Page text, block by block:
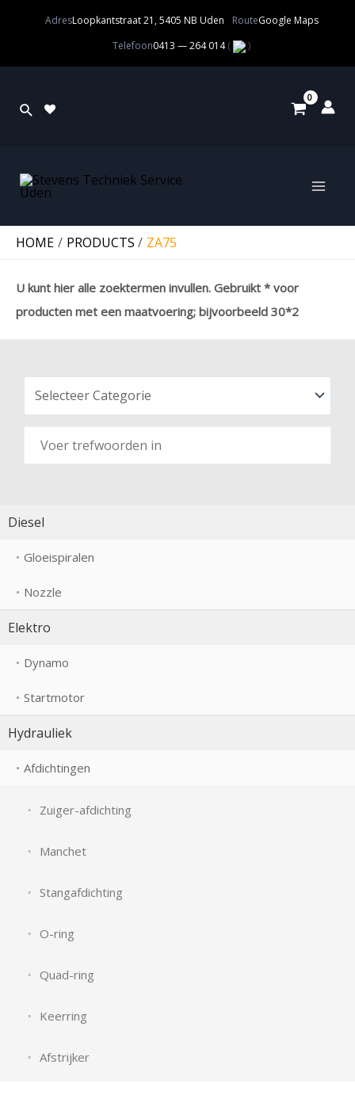
AdresLoopkantstraat 21, 5405 NB Uden RouteGoogle Maps
Telefoon0413 — 264 014( )
HOME PRODUCTS ZA75
U kunt hier alle zoektermen invullen. Gebruikt * voor
producten met een maatvoering; bijvoorbeeld 30*2
Diesel
Gloeispiralen
Nozzle
Elektro
Dynamo
Startmotor
Hydrauliek
Afdichtingen
Zuiger-afdichting
Manchet
Stangafdichting
O-ring
Quad-ring
Keerring
Afstrijker